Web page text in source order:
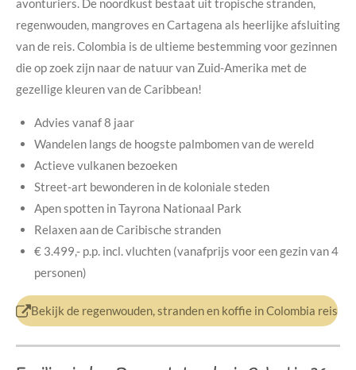
avonturiers. De noordkust bestaat uit tropische stranden,
regenwouden, mangroves en Cartagena als heerlijke afsluiting
van de reis. Colombia is de ultieme bestemming voor gezinnen
die op zoek zijn naar de natuur van Zuid-Amerika met de
gezellige kleuren van de Caribbean!
Advies vanaf 8 jaar
Wandelen langs de hoogste palmbomen van de wereld
Actieve vulkanen bezoeken
Street-art bewonderen in de koloniale steden
Apen spotten in Tayrona Nationaal Park
Relaxen aan de Caribische stranden
€ 3.499,- p.p.incl. vluchten (vanafprijs voor een gezin van 4
personen)
Bekijk de regenwouden, stranden en koffie in Colombia reis